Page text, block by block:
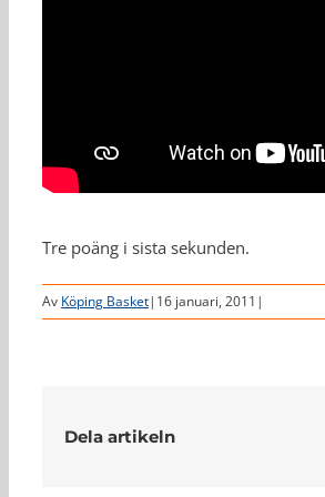
Tre poäng i sista sekunden.
Av Köping Basket| 16 januari, 2011 |
Dela artikeln